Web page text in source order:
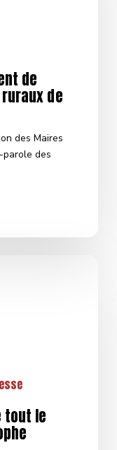
de
de
des Maires
parole des
tout le